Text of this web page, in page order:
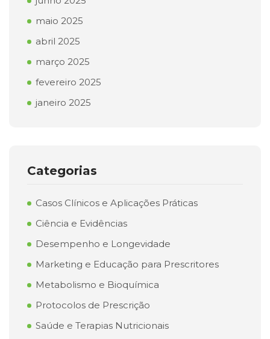
maio 2025
abril 2025
março 2025
fevereiro 2025
janeiro 2025
Categorias
Casos Clínicos e Aplicações Práticas
Ciência e Evidências
Desempenho e Longevidade
Marketing e Educação para Prescritores
Metabolismo e Bioquímica
Protocolos de Prescrição
Saúde e Terapias Nutricionais